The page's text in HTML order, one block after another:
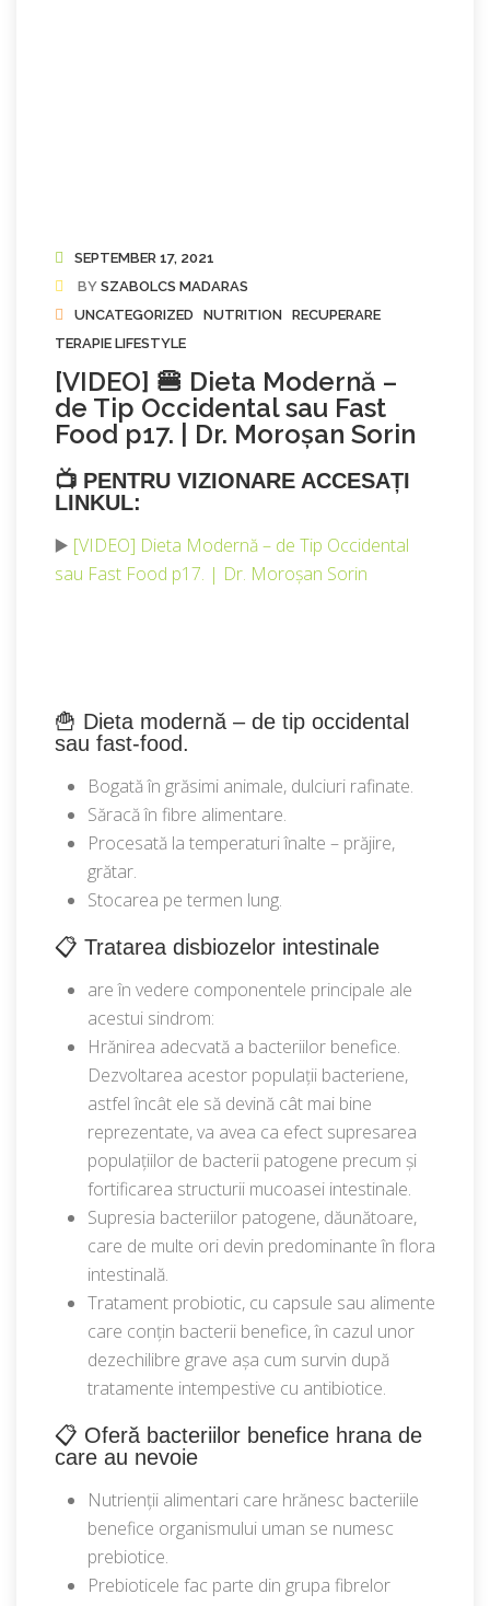
SEPTEMBER 17, 2021
BY SZABOLCS MADARAS
UNCATEGORIZED NUTRITION RECUPERARE
TERAPIE LIFESTYLE
[VIDEO] 🍔 Dieta Modernă –
de Tip Occidental sau Fast
Food p17. | Dr. Moroșan Sorin
📺 PENTRU VIZIONARE ACCESAȚI
LINKUL:
▶️ [VIDEO] Dieta Modernă – de Tip Occidental
sau Fast Food p17. | Dr. Moroșan Sorin
🍟 Dieta modernă – de tip occidental
sau fast-food.
Bogată în grăsimi animale, dulciuri rafinate.
Săracă în fibre alimentare.
Procesată la temperaturi înalte – prăjire,
grătar.
Stocarea pe termen lung.
📋 Tratarea disbiozelor intestinale
are în vedere componentele principale ale
acestui sindrom:
Hrănirea adecvată a bacteriilor benefice.
Dezvoltarea acestor populații bacteriene,
astfel încât ele să devină cât mai bine
reprezentate, va avea ca efect supresarea
populațiilor de bacterii patogene precum și
fortificarea structurii mucoasei intestinale.
Supresia bacteriilor patogene, dăunătoare,
care de multe ori devin predominante în flora
intestinală.
Tratament probiotic, cu capsule sau alimente
care conțin bacterii benefice, în cazul unor
dezechilibre grave așa cum survin după
tratamente intempestive cu antibiotice.
📋 Oferă bacteriilor benefice hrana de
care au nevoie
Nutrienții alimentari care hrănesc bacteriile
benefice organismului uman se numesc
prebiotice.
Prebioticele fac parte din grupa fibrelor